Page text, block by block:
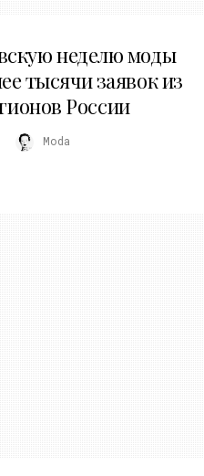
неделю моды
тысячи заявок из
России
Moda